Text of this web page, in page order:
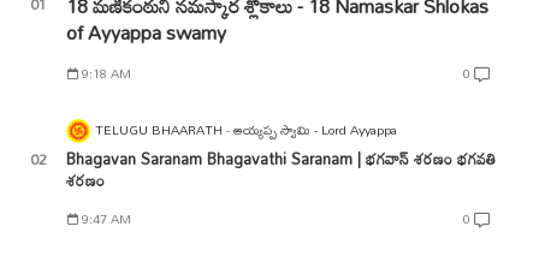
of Ayyappa swamy
9:18 AM 0
TELUGU BHAARATH అయ్యప్ప స్వామి - Lord Ayyappa
Bhagavan Saranam Bhagavathi Saranam | భగవాన్ శరణం భగవతి
శరణం
9:47 AM 0